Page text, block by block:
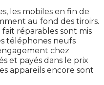
les mobiles en fin de
au fond des tiroirs.
réparables sont mis
téléphones neufs
chez
et payés dans le prix
appareils encore sont